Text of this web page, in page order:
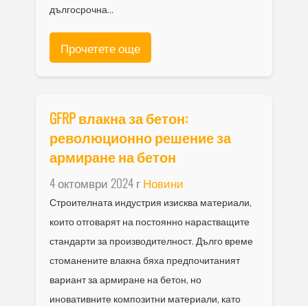
дългосрочна...
Прочетете още
GFRP влакна за бетон:
революционно решение за
армиране на бетон
4 октомври 2024 гНовини
Строителната индустрия изисква материали,
които отговарят на постоянно нарастващите
стандарти за производителност. Дълго време
стоманените влакна бяха предпочитаният
вариант за армиране на бетон, но
иновативните композитни материали, като